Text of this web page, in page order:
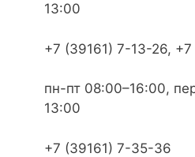
13:00
+7 (39161) 7-13-26,
пн-пт 08:00–16:00,
13:00
+7 (39161) 7-35-36